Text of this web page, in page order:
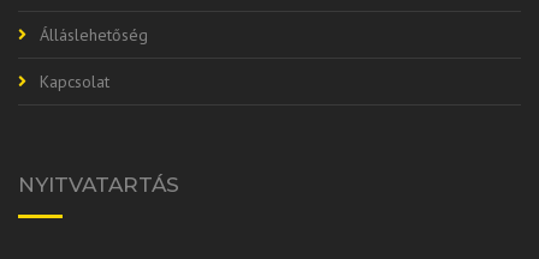
Álláslehetőség
Kapcsolat
NYITVATARTÁS